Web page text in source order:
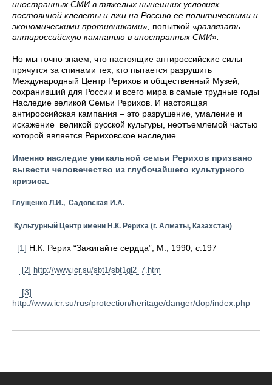
иностранных СМИ в тяжелых нынешних условиях
постоянной клеветы и лжи на Россию ее политическими и
экономическими противниками» попыткой «развязать
антироссийскую кампанию в иностранных СМИ»
Но мы точно знаем, что настоящие антироссийские силы
прячутся за спинами тех, кто пытается разрушить
Международный Центр Рерихов и общественный Музей,
сохранивший для России и всего мира в самые трудные годы
Наследие великой Семьи Рерихов. И настоящая
антироссийская кампания – это разрушение, умаление и
искажение великой русской культуры, неотъемлемой частью
которой является Рериховское наследие.
Именно наследие уникальной семьи Рерихов призвано
вывести человечество из глубочайшего культурного
кризиса.
Глущенко Л.И., Садовская И.А.
Культурный Центр имени Н.К. Рериха (г. Алматы, Казахстан)
[1] Н.К. Рерих “Зажигайте сердца”, М., 1990, с.197
[2] http://www.icr.su/sbt1/sbt1gl2_7.htm
[3]
http://www.icr.su/rus/protection/heritage/danger/dop/index.php